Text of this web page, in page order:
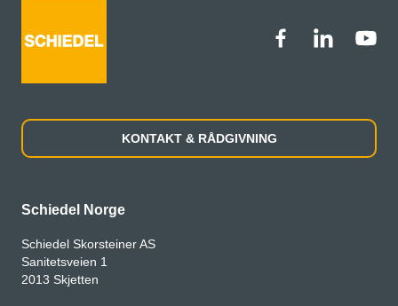
KONTAKT & RÅDGIVNING
Schiedel Norge
Schiedel Skorsteiner AS
Sanitetsveien 1
2013 Skjetten